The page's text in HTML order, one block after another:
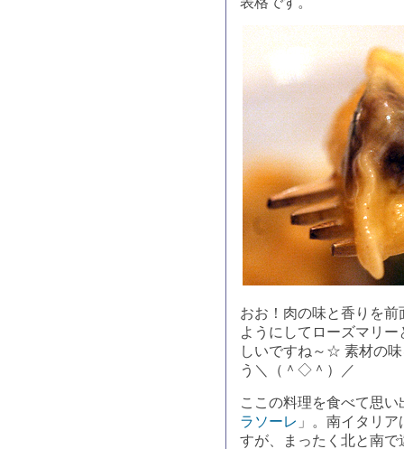
おお！肉の味と香りを
ようにしてローズマリ
しいですね～☆ 素材の
う＼（＾◇＾）／
ここの料理を食べて思
ラソーレ 」。南イタリ
すが、まったく北と南